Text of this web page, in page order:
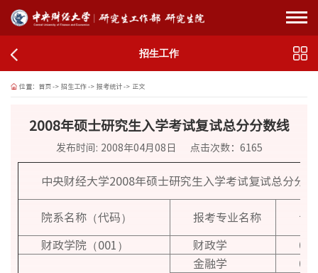
招生工作
位置： 首页-> 招生工作-> 报考统计-> 正文
2008年硕士研究生入学考试复试总分分数线
发布时间: 2008年04月08日 点击次数： 6165
中央财经大学2008年硕士研究生入学考试复试总分分
院系名称（代码） 报考专业名称
专
财政学院（001）
财政学
金融学